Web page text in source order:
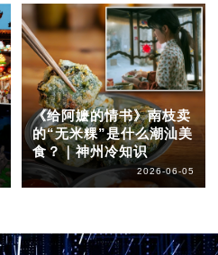
《给阿嬷的情书》南枝卖
的“无米粿”是什么潮汕美
食？｜神州冷知识
2026-06-05